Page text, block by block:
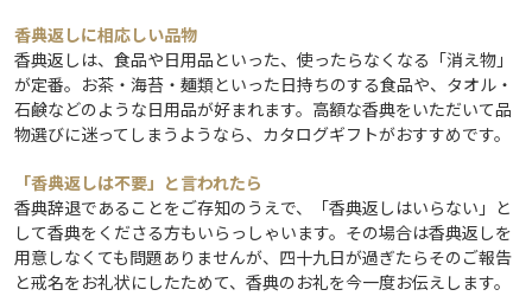
香典返しに相応しい品物
香典返しは、食品や日用品といった、使ったらなくなる「消え物」
が定番。お茶・海苔・麺類といった日持ちのする食品や、タオル・
石鹸などのような日用品が好まれます。高額な香典をいただいて品
物選びに迷ってしまうようなら、カタログギフトがおすすめです。
「香典返しは不要」と言われたら
香典辞退であることをご存知のうえで、「香典返しはいらない」と
して香典をくださる方もいらっしゃいます。その場合は香典返しを
用意しなくても問題ありませんが、四十九日が過ぎたらそのご報告
と戒名をお礼状にしたためて、香典のお礼を今一度お伝えします。